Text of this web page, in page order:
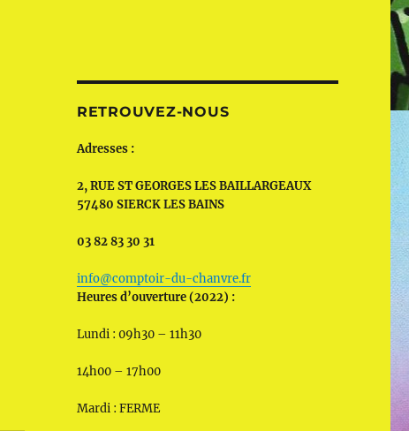
RETROUVEZ-NOUS
Adresses :
2, RUE ST GEORGES LES BAILLARGEAUX
57480 SIERCK LES BAINS
03 82 83 30 31
info@comptoir-du-chanvre.fr
Heures d’ouverture (2022) :
Lundi : 09h30 – 11h30
14h00 – 17h00
Mardi : FERME